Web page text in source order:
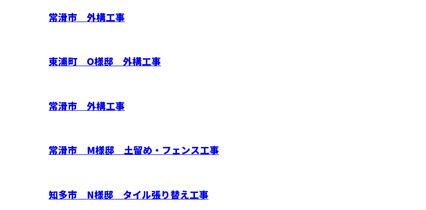
常滑市 外構工事
東浦町 O様邸 外構工事
常滑市 外構工事
常滑市 M様邸 土留め・フェンス工事
知多市 N様邸 タイル張り替え工事